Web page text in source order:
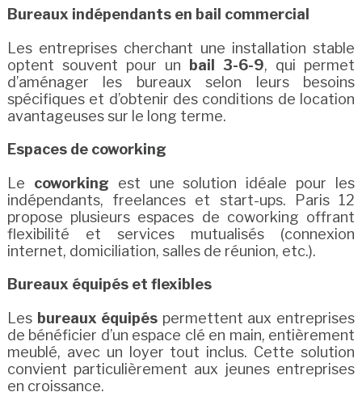
Bureaux indépendants en bail commercial
Les entreprises cherchant une installation stable
optent souvent pour un bail 3-6-9, qui permet
d’aménager les bureaux selon leurs besoins
spécifiques et d’obtenir des conditions de location
avantageuses sur le long terme.
Espaces de coworking
Le coworking est une solution idéale pour les
indépendants, freelances et start-ups. Paris 12
propose plusieurs espaces de coworking offrant
flexibilité et services mutualisés (connexion
internet, domiciliation, salles de réunion, etc.).
Bureaux équipés et flexibles
Les bureaux équipés permettent aux entreprises
de bénéficier d’un espace clé en main, entièrement
meublé, avec un loyer tout inclus. Cette solution
convient particulièrement aux jeunes entreprises
en croissance.